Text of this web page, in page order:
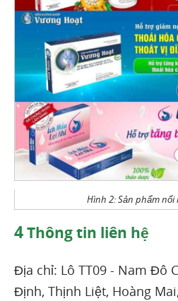
Hình 2: Sản phẩm nổi
4Thông tin liên hệ
Địa chỉ: Lô TT09 - Nam Đô
Định, Thịnh Liệt, Hoàng